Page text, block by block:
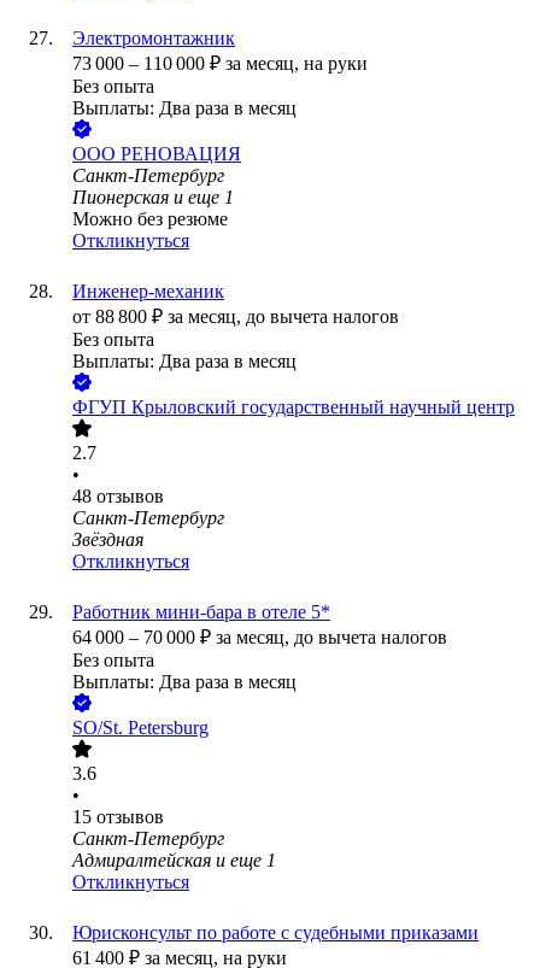
Электромонтажник
73 000 – 110 000 ₽ за месяц, на руки
Без опыта
Выплаты: Два раза в месяц
ООО РЕНОВАЦИЯ
Санкт-Петербург
Пионерская и еще 1
Можно без резюме
Откликнуться
Инженер-механик
от 88 800 ₽ за месяц, до вычета налогов
Без опыта
Выплаты: Два раза в месяц
ФГУП Крыловский государственный научный центр
2.7
•
48 отзывов
Санкт-Петербург
Звёздная
Откликнуться
Работник мини-бара в отеле 5*
64 000 – 70 000 ₽ за месяц, до вычета налогов
Без опыта
Выплаты: Два раза в месяц
SO/St. Petersburg
3.6
•
15 отзывов
Санкт-Петербург
Адмиралтейская и еще 1
Откликнуться
Юрисконсульт по работе с судебными приказами
61 400 ₽ за месяц, на руки